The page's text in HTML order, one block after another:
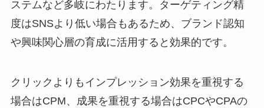
ステムなど多岐にわたります。ターゲティング精
度はSNSより低い場合もあるため、ブランド認知
や興味関心層の育成に活用すると効果的です。
クリックよりもインプレッション効果を重視する
場合はCPM、成果を重視する場合はCPCやCPAの